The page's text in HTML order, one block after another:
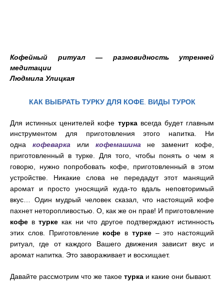
Кофейный ритуал — разновидность утренней
медитации
Людмила Улицкая
КАК ВЫБРАТЬ ТУРКУ ДЛЯ КОФЕ. ВИДЫ ТУРОК
Для истинных ценителей кофе туркавсегда будет главным
инструментом для приготовления этого напитка. Ни
одна кофеварка или кофемашина не заменит кофе,
приготовленный в турке. Для того, чтобы понять о чем я
говорю, нужно попробовать кофе, приготовленный в этом
устройстве. Никакие слова не передадут этот манящий
аромат и просто уносящий куда-то вдаль неповторимый
вкус… Один мудрый человек сказал, что настоящий кофе
пахнет неторопливостью. О, как же он прав! И приготовление
кофе в турке как ни что другое подтверждают истинность
этих слов. Приготовление кофе в турке– это настоящий
ритуал, где от каждого Вашего движения зависит вкус и
аромат напитка. Это завораживает и восхищает.
Давайте рассмотрим что же такое турка и какие они бывают.